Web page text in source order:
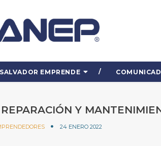
EMPRENDE
Y
24 ENERO 2022